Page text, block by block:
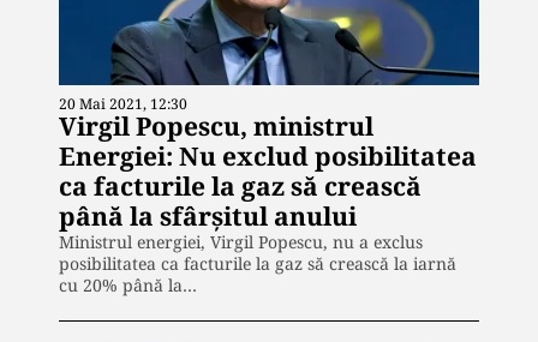
20 Mai 2021, 12:30
Virgil Popescu, ministrul
Energiei: Nu exclud posibilitatea
ca facturile la gaz să crească
până la sfârșitul anului
Ministrul energiei, Virgil Popescu, nu a exclus
posibilitatea ca facturile la gaz să crească la iarnă
cu 20% până la…